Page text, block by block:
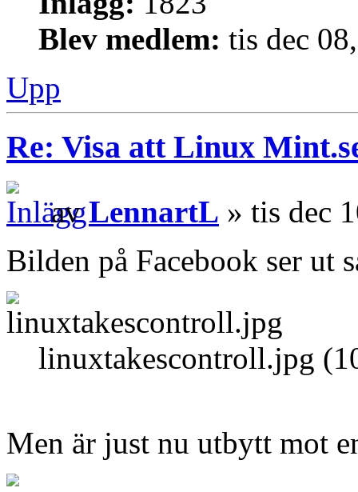
Blev medlem: tis dec
Upp
Re: Visa att Linux
avLennartL » tis dec
Bilden på Facebook ser ut
linuxtakescontroll.jpg
Men är just nu utbytt mot